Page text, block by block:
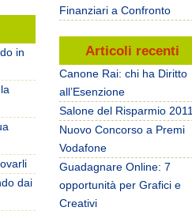
Finanziari a Confronto
Articoli recenti
Canone Rai: chi ha Diritto
all’Esenzione
Salone del Risparmio 2011
Nuovo Concorso a Premi
Vodafone
Guadagnare Online: 7
opportunità per Grafici e
Creativi
in
dai